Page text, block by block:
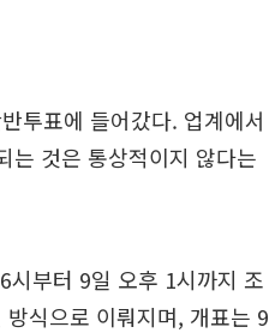
투표에 들어갔다. 업계에서
는 것은 통상적이지 않다는
시부터 9일 오후 1시까지 조
식으로 이뤄지며, 개표는 9